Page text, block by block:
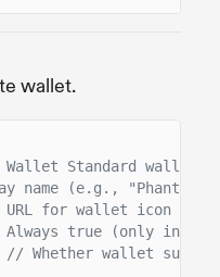
wallet.
Wallet Standard wallet
name (e.g.,
for wallet icon
true (only
// Whether wallet